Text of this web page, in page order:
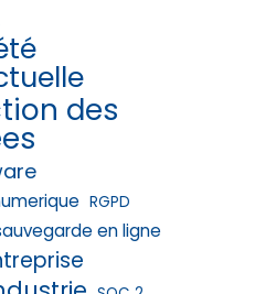
des
RGPD
en ligne